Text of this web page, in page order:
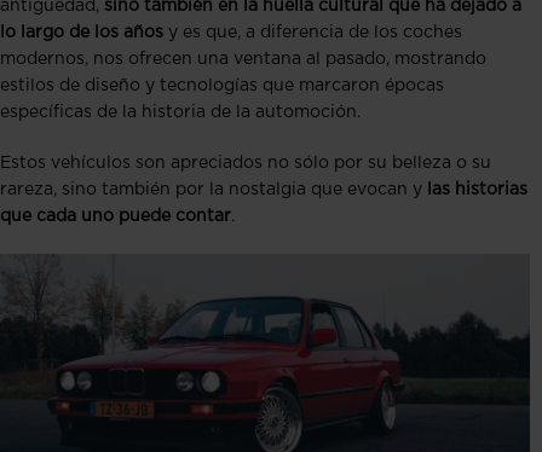
antigüedad, sino también en la huella cultural que ha dejado a
lo largo de los años y es que, a diferencia de los coches
modernos, nos ofrecen una ventana al pasado, mostrando
estilos de diseño y tecnologías que marcaron épocas
específicas de la historia de la automoción.
Estos vehículos son apreciados no sólo por su belleza o su
rareza, sino también por la nostalgia que evocan y
las historias
que cada uno puede contar.